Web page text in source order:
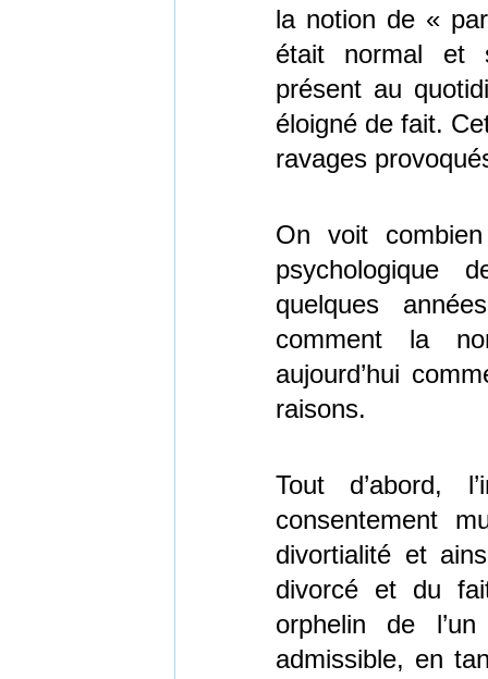
la notion de «
était normal et
présent au
éloigné de fait.
ravages
On voit
psychologique
quelques
comment la
aujourd’hui
raisons.
Tout d’abord,
consentement
divortialité et
divorcé et du
orphelin de
admissible, en